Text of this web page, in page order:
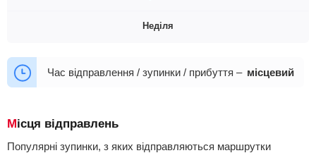
Неділя
11:10 13:30 15:20
Час відправлення / зупинки / прибуття – місцевий
Місця відправлень
Популярні зупинки, з яких відправляються маршрутки